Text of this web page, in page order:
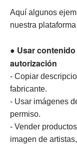
Aquí algunos
nuestra
● Usar
autorización
- Copiar
fabricante.
- Usar imágenes
permiso.
- Vender
imagen de